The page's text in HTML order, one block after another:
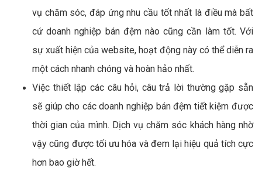
vụ chăm sóc, đáp ứng nhu cầu tốt nhất là điều mà bất
cứ doanh nghiệp bán đệm nào cũng cần làm tốt. Với
sự xuất hiện của website, hoạt động này có thể diễn ra
một cách nhanh chóng và hoàn hảo nhất.
Việc thiết lập các câu hỏi, câu trả lời thường gặp sẵn
sẽ giúp cho các doanh nghiệp bán đệm tiết kiệm được
thời gian của mình. Dịch vụ chăm sóc khách hàng nhờ
vậy cũng được tối ưu hóa và đem lại hiệu quả tích cực
hơn bao giờ hết.